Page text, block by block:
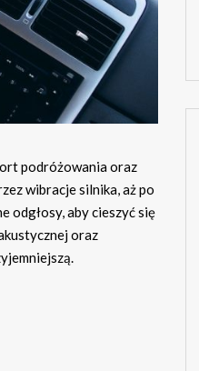
podróżowania oraz
wibracje silnika, aż po
odgłosy, aby cieszyć się
oraz